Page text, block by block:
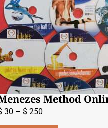
Method
30 – $250